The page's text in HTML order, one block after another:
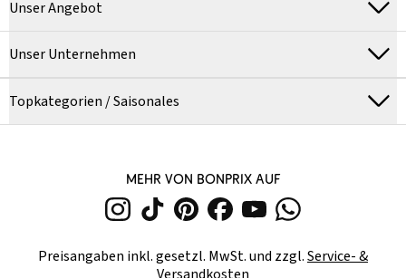
Unser Angebot
Unser Unternehmen
Topkategorien / Saisonales
MEHR VON BONPRIX AUF
Preisangaben inkl. gesetzl. MwSt. und zzgl.Service- &